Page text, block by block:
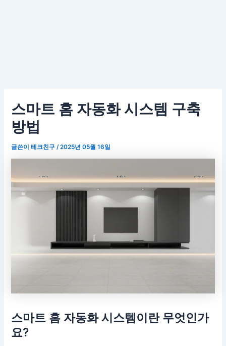
스마트 홈 자동화 시스템 구축
방법
글쓴이테크친구 /2025년 05월 16일
스마트 홈 자동화 시스템이란 무엇인가
요?